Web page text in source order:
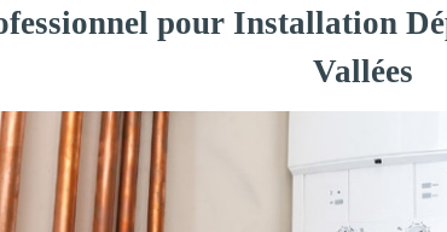
pour Installation
Vallées